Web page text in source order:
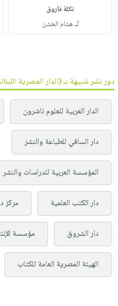
نكلة فاروق
لـ هشام الخشن
دور نشر شبيهة بـ (الدار المصرية
الدار العربية للعلوم ناشرون
دار الساقي للطباعة والنشر
المؤسسة العربية للدراسات والنشر
دار الكتب العلمية مركز
دار الشروق مؤسسة
الهيئة المصرية العامة للكتاب